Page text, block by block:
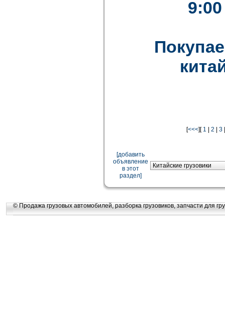
[<<<][ 1 2 3
[добавить
объявление
в этот
раздел]
© Продажа грузовых автомобилей, разборка грузовиков, запчасти для